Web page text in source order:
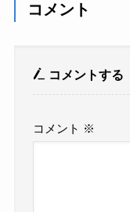
コメント
コメントする
コメント ※